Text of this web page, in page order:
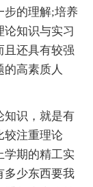
步的理解;培养
论知识与实习
且还具有较强
高素质人
识，就是有
较注重理论
学期的精工实
多少东西要我